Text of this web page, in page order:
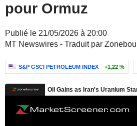
pour Ormuz
Publié le 21/05/2026 à 20:00
MT Newswires - Traduit par
S&P GSCI PETROLEUM INDEX +1,22 %